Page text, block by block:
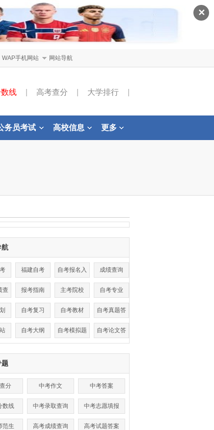
✕
WAP手机网站 网站导航
线 高考查分 大学排行
务员考试 高校信息 更多
航
福建自考 自考报名入
口
成绩查询
查 报考指南 主考院校 自考专业
自考复习 自考教材 自考真题答
案
自考大纲 自考模拟题 自考论文答
辩
题
分 中考作文 中考答案
数线 中考录取查询 中考志愿填报
范生 高考成绩查询 高考试题答案